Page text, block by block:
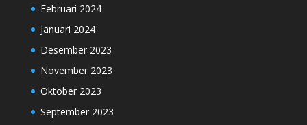
Februari 2024
Januari 2024
Desember 2023
November 2023
Oktober 2023
September 2023